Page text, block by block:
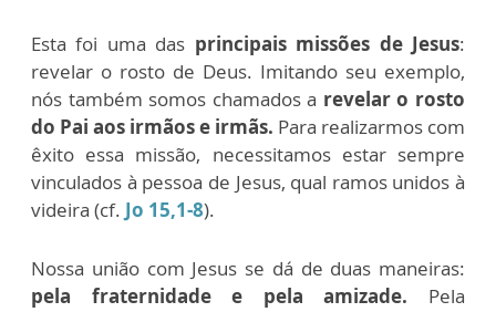
Esta foi uma das principais missões de Jesus:
revelar o rosto de Deus. Imitando seu exemplo,
nós também somos chamados a revelar o rosto
do Pai aos irmãos e irmãs. Para realizarmos com
êxito essa missão, necessitamos estar sempre
vinculados à pessoa de Jesus, qual ramos unidos à
videira (cf. Jo 15,1-8).
Nossa união com Jesus se dá de duas maneiras:
pela fraternidade e pela amizade. Pela